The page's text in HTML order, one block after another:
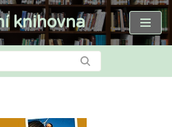
knihovna